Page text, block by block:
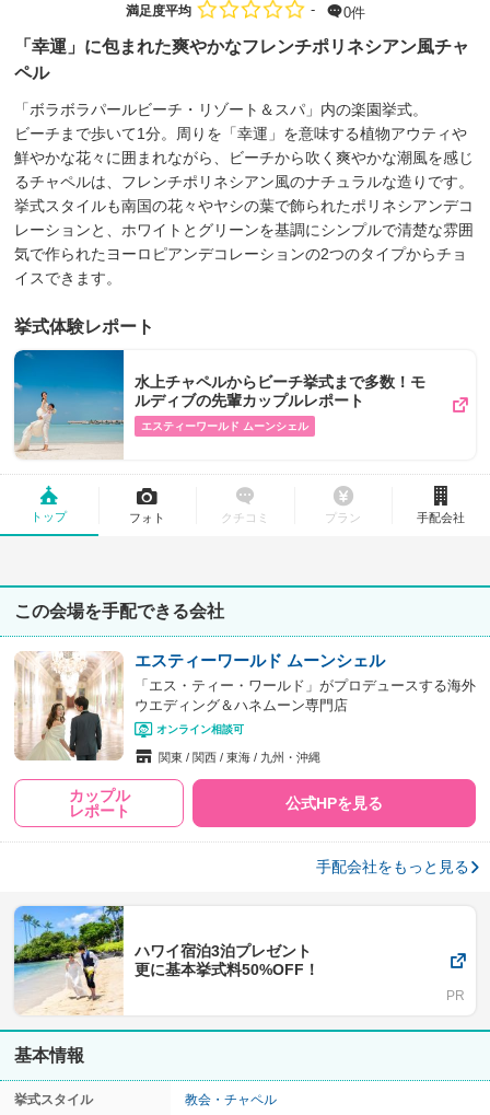
満足度平均 - 0件
「幸運」に包まれた爽やかなフレンチポリネシアン風チャ
ペル
「ボラボラパールビーチ・リゾート＆スパ」内の楽園挙式。
ビーチまで歩いて1分。周りを「幸運」を意味する植物アウティや
鮮やかな花々に囲まれながら、ビーチから吹く爽やかな潮風を感じ
るチャペルは、フレンチポリネシアン風のナチュラルな造りです。
挙式スタイルも南国の花々やヤシの葉で飾られたポリネシアンデコ
レーションと、ホワイトとグリーンを基調にシンプルで清楚な雰囲
気で作られたヨーロピアンデコレーションの2つのタイプからチョ
イスできます。
挙式体験レポート
水上チャペルからビーチ挙式まで多数！モ
ルディブの先輩カップルレポート
エスティーワールド ムーンシェル
トップ フォト クチコミ プラン 手配会社
この会場を手配できる会社
エスティーワールド ムーンシェル
「エス・ティー・ワールド」がプロデュースする海外
ウエディング＆ハネムーン専門店
オンライン相談可
関東 関西 東海 九州・沖縄
カップル
レポート
公式HPを見る
手配会社をもっと見る
ハワイ宿泊3泊プレゼント
更に基本挙式料50%OFF！
基本情報
挙式スタイル 教会・チャペル